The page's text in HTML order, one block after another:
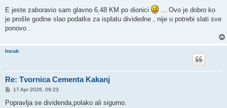
s
t
E jeste zaboravio sam glavno 6,48 KM po dionici
... Ovo je dobro ko
je prošle godine slao podatke za isplatu dividedne , nije u potrebi slati sve
ponovo .
Incub
Re: Tvornica Cementa Kakanj
P
s
17 Apr 2026, 09:23
Popravlja se dividenda,polako ali sigurno.